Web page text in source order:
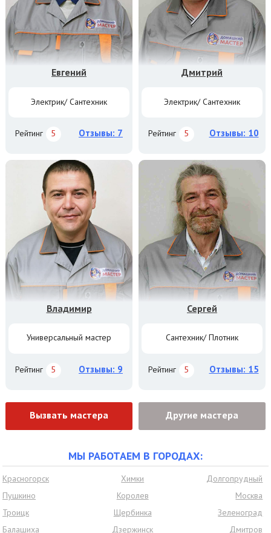
Евгений
Электрик/ Сантехник
Рейтинг 5 Отзывы: 7
Дмитрий
Электрик/ Сантехник
Рейтинг 5 Отзывы: 10
Владимир
Универсальный мастер
Рейтинг 5 Отзывы: 9
Сергей
Сантехник/ Плотник
Рейтинг 5 Отзывы: 15
Вызвать мастера Другие мастера
МЫ РАБОТАЕМ В ГОРОДАХ:
Красногорск Химки
Долгопрудный
Пушкино
Королев
Москва
Троицк
Щербинка
Зеленоград
Балашиха
Дзержинск
Дмитров